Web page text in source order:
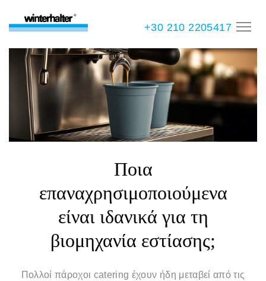
+30 210 2205417
Ποια
επαναχρησιμοποιούμενα
είναι ιδανικά για τη
βιομηχανία εστίασης;
Πολλοί πάροχοι catering έχουν ήδη μεταβεί από τις